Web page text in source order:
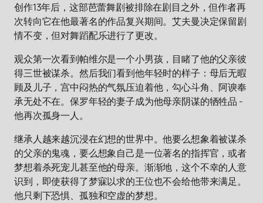
创作13年后，这部芭蕾舞剧被排除在剧目之外，但作者再
次转向它在他最著名的作品复兴期间。艾夫曼决定保留剧
情不变，但对舞蹈配乐进行了更改。
观众第一次看到帕维尔是一个小男孩，目睹了他的父亲彼
得三世被谋杀。然后我们看到他年轻时的样子：母后无暇
顾及儿子，宫中闷热的气氛压迫着他，勾心斗角、阿谀奉
承无处不在。保罗年轻的妻子成为他母亲阴谋的牺牲品 -
他再次孤身一人。
继承人越来越沉浸在幻想的世界中。他要么想象着被谋杀
的父亲的鬼魂，要么想象自己是一位著名的指挥官，或者
梦想着杀死宠儿甚至他的母亲。渐渐地，这个不幸的人意
识到，即使获得了梦寐以求的王位也不会给他带来满足。
他只剩下恐惧、孤独和空虚的梦想。